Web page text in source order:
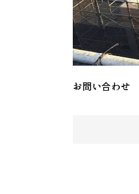
お問い合わせ